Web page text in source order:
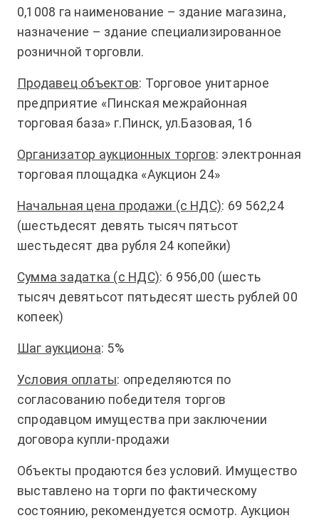
0,1008 га наименование – здание магазина,
назначение – здание специализированное
розничной торговли.
Продавец объектов: Торговое унитарное
предприятие «Пинская межрайонная
торговая база» г.Пинск, ул.Базовая, 16
Организатор аукционных торгов: электронная
торговая площадка «Аукцион 24»
Начальная цена продажи (с НДС): 69 562,24
(шестьдесят девять тысяч пятьсот
шестьдесят два рубля 24 копейки)
Сумма задатка (с НДС): 6 956,00 (шесть
тысяч девятьсот пятьдесят шесть рублей 00
копеек)
Шаг аукциона: 5%
Условия оплаты: определяются по
согласованию победителя торгов
спродавцом имущества при заключении
договора купли-продажи
Объекты продаются без условий. Имущество
выставлено на торги по фактическому
состоянию, рекомендуется осмотр. Аукцион